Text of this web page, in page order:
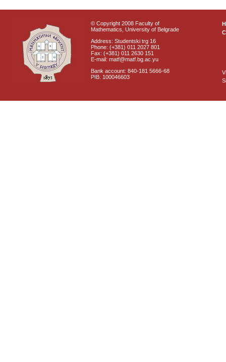
© Copyright 2008 Faculty of
Mathematics, University of Belgrade
Address: Studentski trg 16
Phone: (+381) 011 2027 801
Fax: (+381) 011 2630 151
E-mail: matf@matf.bg.ac.yu
Bank account: 840-181 5666-68
PIB: 100046603